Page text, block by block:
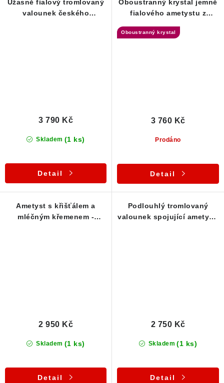
Úžasně fialový tromlovaný
valounek českého
Skladem (1 ks)
3 790 Kč
Detail
Oboustranný krystal jemně
fialového ametystu z
přívěsek
Oboustranný krystal
Prodáno
3 760 Kč
Detail
Ametyst s křišťálem a
mléčným křemenem -
Skladem (1 ks)
2 950 Kč
Detail
Podlouhlý tromlovaný
valounek spojující ametyst,
Skladem (1 ks)
2 750 Kč
Detail